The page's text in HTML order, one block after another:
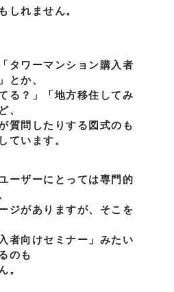
しれません。
タワーマンション購入者
とか、
る？」「地方移住してみ
、
質問したりする図式のも
ています。
ーザーにとっては専門的
ジがありますが、そこを
者向けセミナー」みたい
のも
。